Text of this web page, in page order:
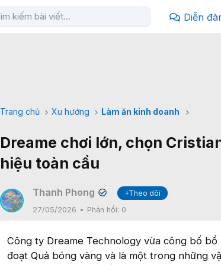
Diễn
Trang chủ Xu hướng Làm ăn kinh doanh
Dreame chơi lớn, chọn
hiệu toàn cầu
Thanh Phong ✔
+Theo dõi
27/05/2026
Phản hồi: 0
Công ty Dreame Technology vừa công bố
đoạt Quả bóng vàng và là một trong những